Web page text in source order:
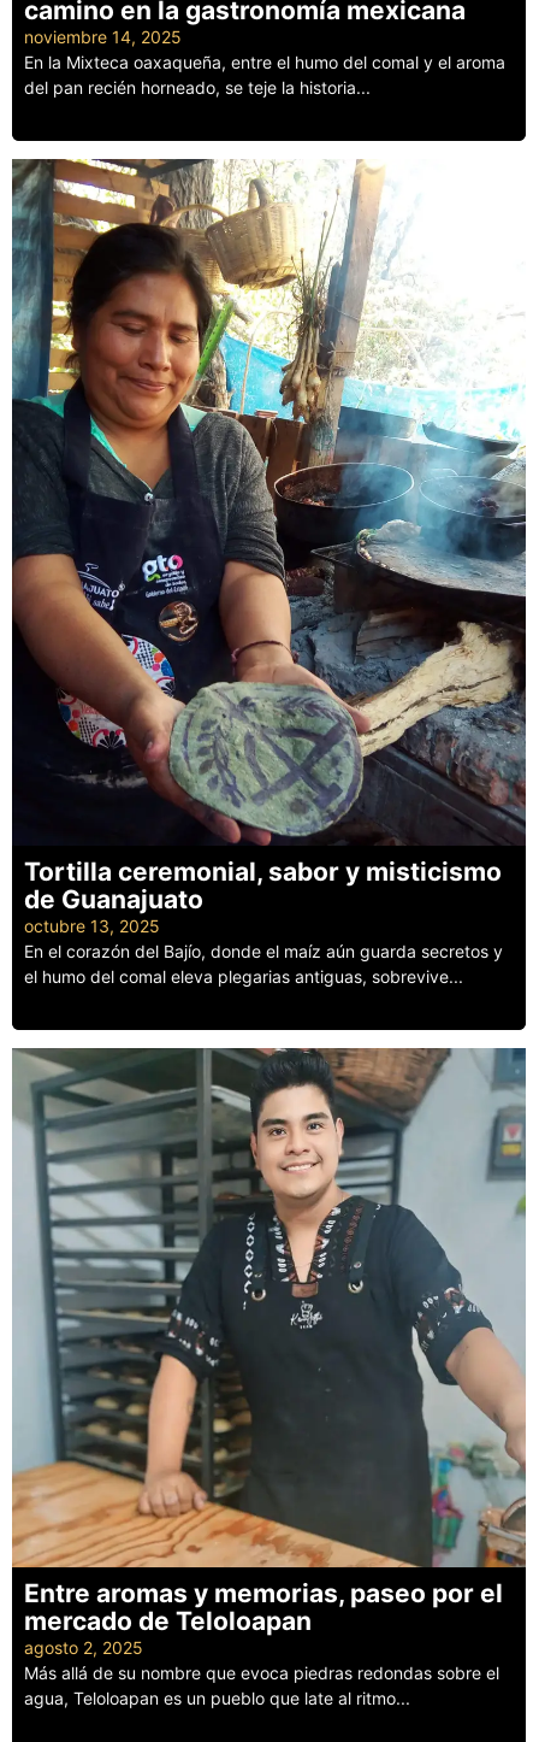
camino en la gastronomía mexicana
noviembre 14, 2025
En la Mixteca oaxaqueña, entre el humo del comal y el aroma
del pan recién horneado, se teje la historia...
Tortilla ceremonial, sabor y misticismo
de Guanajuato
octubre 13, 2025
En el corazón del Bajío, donde el maíz aún guarda secretos y
el humo del comal eleva plegarias antiguas, sobrevive...
Entre aromas y memorias, paseo por el
mercado de Teloloapan
agosto 2, 2025
Más allá de su nombre que evoca piedras redondas sobre el
agua, Teloloapan es un pueblo que late al ritmo...